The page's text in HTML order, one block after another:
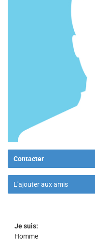
Contacter
L'ajouter aux amis
Je suis:
Homme